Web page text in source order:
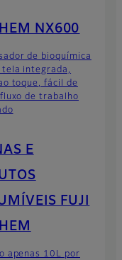
NX600
de bioquímica
tela integrada,
toque, fácil de
de trabalho
E
FUJI
apenas 10L por